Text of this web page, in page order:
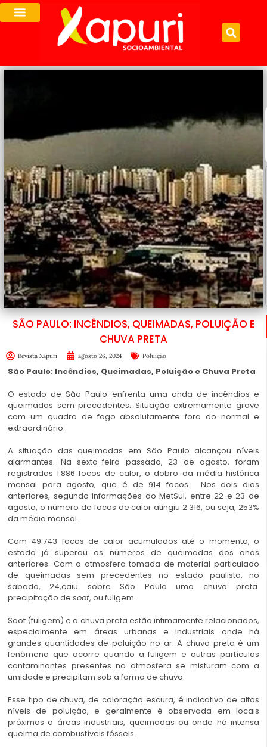
SÃO PAULO: INCÊNDIOS, QUEIMADAS, POLUIÇÃO E
CHUVA PRETA
Revista Xapuri agosto 26, 2024 Poluição
São Paulo: Incêndios, Queimadas, Poluição e Chuva Preta
O estado de São Paulo enfrenta uma onda de incêndios e
queimadas sem precedentes. Situação extremamente grave
com um quadro de fogo absolutamente fora do normal e
extraordinário.
A situação das queimadas em São Paulo alcançou níveis
alarmantes. Na sexta-feira passada, 23 de agosto, foram
registrados 1.886 focos de calor, o dobro da média histórica
mensal para agosto, que é de 914 focos. Nos dois dias
anteriores, segundo informações do MetSul, entre 22 e 23 de
agosto, o número de focos de calor atingiu 2.316, ou seja, 253%
da média mensal.
Com 49.743 focos de calor acumulados até o momento, o
estado já superou os números de queimadas dos anos
anteriores. Com a atmosfera tomada de material particulado
de queimadas sem precedentes no estado paulista, no
sábado, 24,caiu sobre São Paulo uma chuva preta
precipitação de soot, ou fuligem.
Soot (fuligem) e a chuva preta estão intimamente relacionados,
especialmente em áreas urbanas e industriais onde há
grandes quantidades de poluição no ar. A chuva preta é um
fenômeno que ocorre quando a fuligem e outras partículas
contaminantes presentes na atmosfera se misturam com a
umidade e precipitam sob a forma de chuva.
Esse tipo de chuva, de coloração escura, é indicativo de altos
níveis de poluição, e geralmente é observada em locais
próximos a áreas industriais, queimadas ou onde há intensa
queima de combustíveis fósseis.